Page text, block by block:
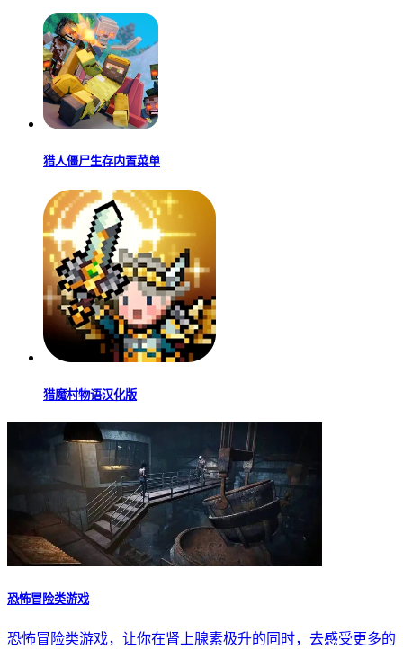
猎人僵尸生存内置菜单
猎魔村物语汉化版
恐怖冒险类游戏
恐怖冒险类游戏，让你在肾上腺素极升的同时，去感受更多的